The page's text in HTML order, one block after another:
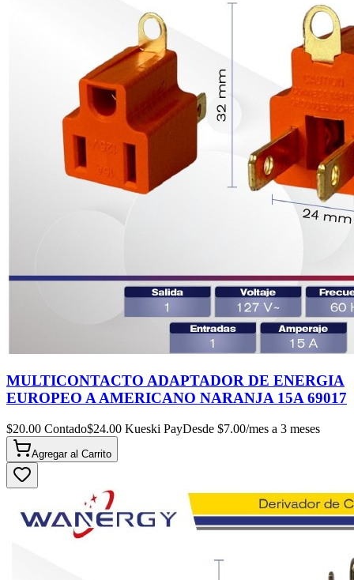
MULTICONTACTO ADAPTADOR DE ENERGIA
EUROPEO A AMERICANO NARANJA 15A 69017
$20.00 Contado$24.00 Kueski PayDesde $7.00/mes a 3 meses
Agregar al Carrito